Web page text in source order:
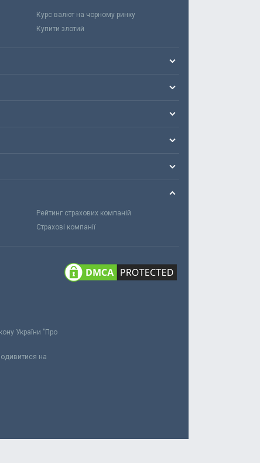
Курс валют на чорному ринку
Купити злотий
Рейтинг страхових компаній
Страхові компанії
України "Про
на